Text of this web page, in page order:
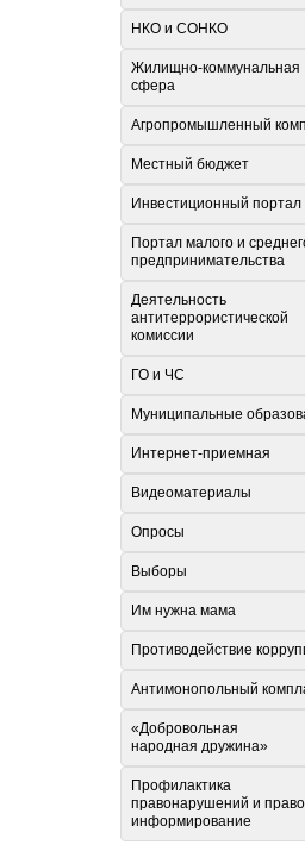
НКО и СОНКО
Жилищно-коммунальная
сфера
Агропромышленный
Местный бюджет
Инвестиционный портал
Портал малого и
предпринимательства
Деятельность
антитеррористической
комиссии
ГО и ЧС
Муниципальные
Интернет-приемная
Видеоматериалы
Опросы
Выборы
Им нужна мама
Противодействие
Антимонопольный
«Добровольная
народная дружина»
Профилактика
правонарушений и
информирование